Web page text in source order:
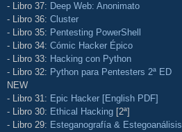
- Libro 37: Deep Web: Anonimato
- Libro 36: Cluster
- Libro 35: Pentesting PowerShell
- Libro 34: Cómic Hacker Épico
- Libro 33: Hacking con Python
- Libro 32: Python para Pentesters 2ª ED
NEW
- Libro 31: Epic Hacker [English PDF]
- Libro 30: Ethical Hacking [2ª]
- Libro 29: Esteganografía & Estegoanálisis